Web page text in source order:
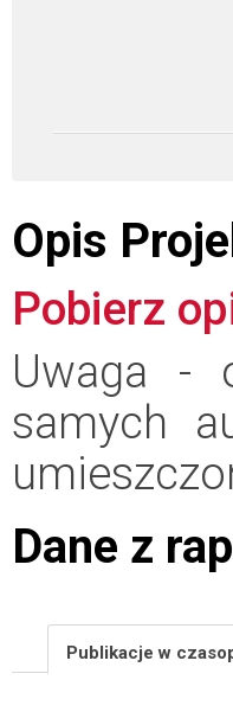
Opis
Pobierz
Uwaga -
samych
Dane z
Publikacje w